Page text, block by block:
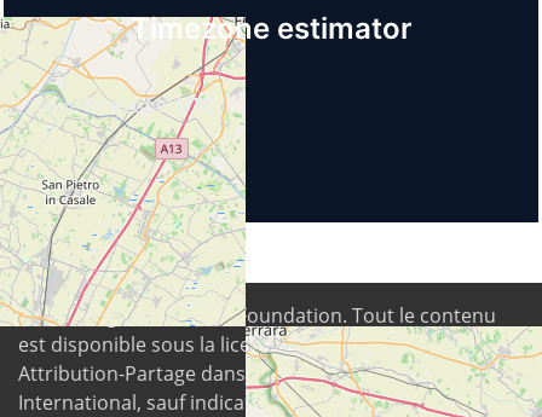
Timezone estimator
Your timezone:UTC
© 2026Digital Freedom Foundation. Tout le contenu
est disponible sous la licence Creative Commons
Attribution-Partage dans les Mêmes Conditions 4.0
International, sauf indication contraire.